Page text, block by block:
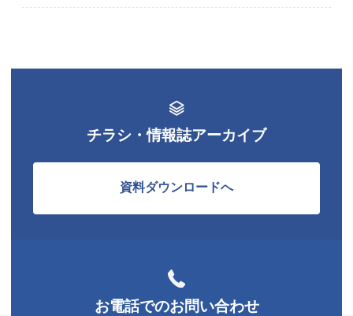
チラシ・情報誌アーカイブ
資料ダウンロードへ
お電話でのお問い合わせ